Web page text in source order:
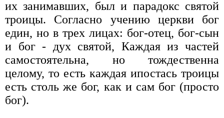
их занимавших, был и парадокс святой
троицы. Согласно учению церкви бог
един, но в трех лицах: бог-отец, бог-сын
и бог - дух святой, Каждая из частей
самостоятельна, но тождественна
целому, то есть каждая ипостась троицы
есть столь же бог, как и сам бог (просто
бог).